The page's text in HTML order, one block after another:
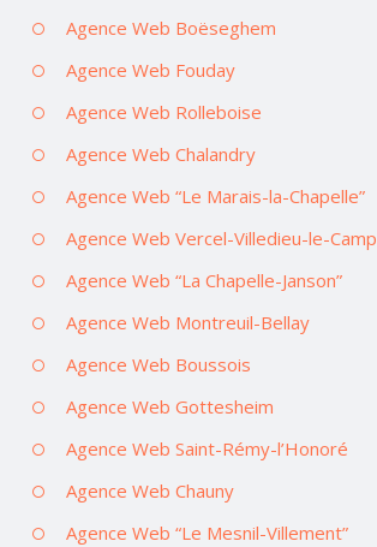
Agence Web Boëseghem
Agence Web Fouday
Agence Web Rolleboise
Agence Web Chalandry
Agence Web “Le Marais-la-Chapelle”
Agence Web Vercel-Villedieu-le-Camp
Agence Web “La Chapelle-Janson”
Agence Web Montreuil-Bellay
Agence Web Boussois
Agence Web Gottesheim
Agence Web Saint-Rémy-l’Honoré
Agence Web Chauny
Agence Web “Le Mesnil-Villement”